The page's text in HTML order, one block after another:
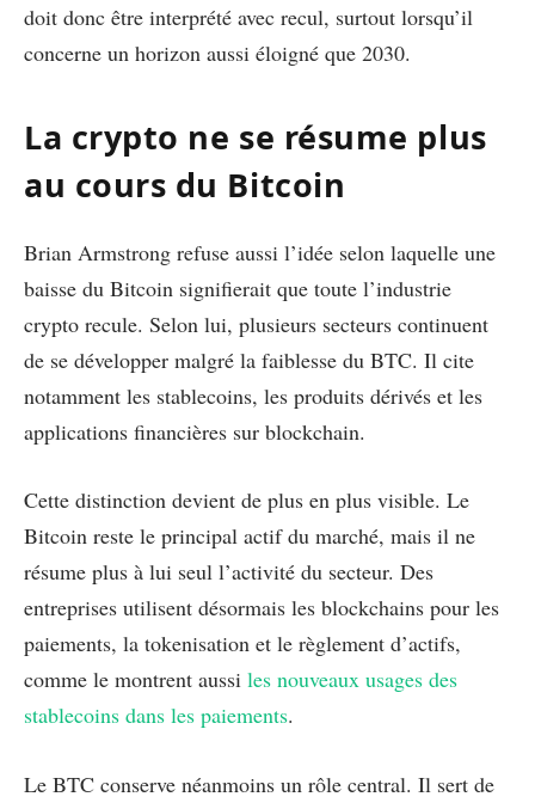
doit donc être interprété avec recul, surtout lorsqu’il
concerne un horizon aussi éloigné que 2030.
La crypto ne se résume plus
au cours du Bitcoin
Brian Armstrong refuse aussi l’idée selon laquelle une
baisse du Bitcoin signifierait que toute l’industrie
crypto recule. Selon lui, plusieurs secteurs continuent
de se développer malgré la faiblesse du BTC. Il cite
notamment les stablecoins, les produits dérivés et les
applications financières sur blockchain.
Cette distinction devient de plus en plus visible. Le
Bitcoin reste le principal actif du marché, mais il ne
résume plus à lui seul l’activité du secteur. Des
entreprises utilisent désormais les blockchains pour les
paiements, la tokenisation et le règlement d’actifs,
comme le montrent aussi les nouveaux usages des
stablecoins dans les paiements.
Le BTC conserve néanmoins un rôle central. Il sert de